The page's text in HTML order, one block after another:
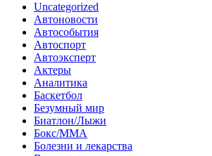
Uncategorized
Автоновости
Автособытия
Автоспорт
Автоэксперт
Актеры
Аналитика
Баскетбол
Безумный мир
Биатлон/Лыжи
Бокс/MMA
Болезни и лекарства